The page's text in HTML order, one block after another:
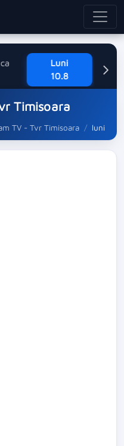
Luni
10.8
Timisoara
TV - Tvr Timisoara luni